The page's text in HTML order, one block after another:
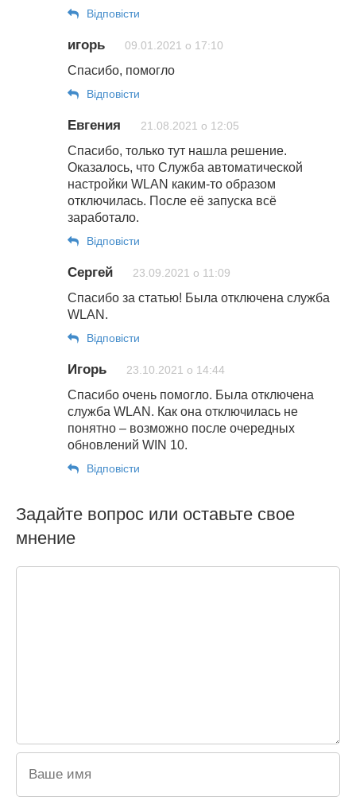
Відповіcти
игорь 09.01.2021 о 17:10
Спасибо, помогло
Відповіcти
Евгения 21.08.2021 о 12:05
Спасибо, только тут нашла решение.
Оказалось, что Служба автоматической
настройки WLAN каким-то образом
отключилась. После её запуска всё
заработало.
Відповіcти
Сергей 23.09.2021 о 11:09
Спасибо за статью! Была отключена служба
WLAN.
Відповіcти
Игорь 23.10.2021 о 14:44
Спасибо очень помогло. Была отключена
служба WLAN. Как она отключилась не
понятно – возможно после очередных
обновлений WIN 10.
Відповіcти
Задайте вопрос или оставьте свое
мнение